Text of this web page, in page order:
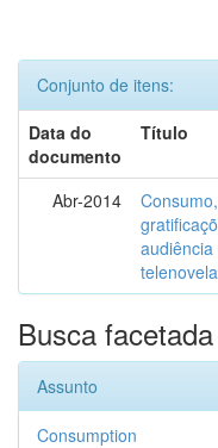
Conjunto de itens:
Data do
documento
Título
Abr-2014
audiência
Busca facetada
Assunto
Consumption